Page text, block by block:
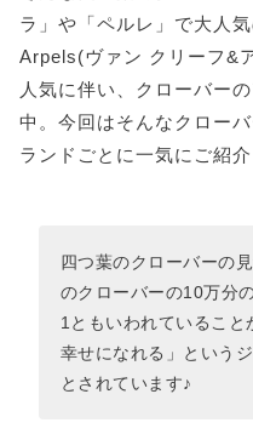
ラ」や「ペルレ」で大人
Arpels(ヴァン クリーフ&
人気に伴い、クローバー
中。今回はそんなクロー
ランドごとに一気にご紹介
四つ葉のクローバーの
のクローバーの10万分
1ともいわれていること
幸せになれる」という
とされています♪